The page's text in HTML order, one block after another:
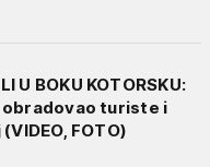
U BOKU KOTORSKU:
obradovao turiste i
FOTO)